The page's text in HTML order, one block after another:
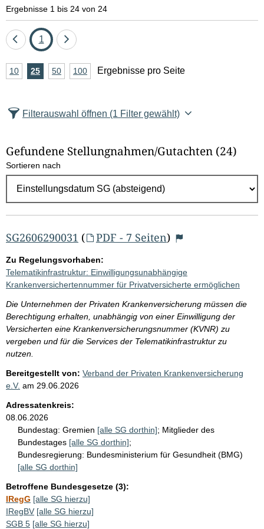
h
Ergebnisse 1 bis 24 von 24
Eine
zurück
Seite
1
Eine
vor
A
z
l
E
g
e
b
i
s
s
e
p
r
o
S
e
i
10Ergebnisse
25Ergebnisse
50Ergebnisse
100Ergebnisse
Ergebnisse pro Seite
Filterauswahl öffnen (1 Filter gewählt)
Gefundene Stellungnahmen/⁠Gutachten (24)
Sortieren nach
SG2606290031 ( PDF - 7 Seiten)
Zu Regelungsvorhaben:
Telematikinfrastruktur: Einwilligungsunabhängige
Krankenversichertennummer für Privatversicherte ermöglichen
Die Unternehmen der Privaten Krankenversicherung müssen die
Berechtigung erhalten, unabhängig von einer Einwilligung der
Versicherten eine Krankenversicherungsnummer (KVNR) zu
vergeben und für die Services der Telematikinfrastruktur zu
nutzen.
Bereitgestellt von: Verband der Privaten Krankenversicherung
e.V. am 29.06.2026
Adressatenkreis:
08.06.2026
Bundestag: Gremien [alle SG dorthin]; Mitglieder des
Bundestages [alle SG dorthin];
Bundesregierung: Bundesministerium für Gesundheit (BMG)
[alle SG dorthin]
Betroffene Bundesgesetze (3):
IRegG [alle SG hierzu]
IRegBV [alle SG hierzu]
SGB 5 [alle SG hierzu]